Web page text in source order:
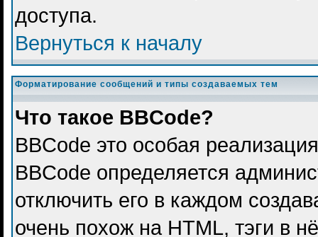
доступа.
Вернуться к началу
Форматирование сообщений и типы создаваемых тем
Что такое BBCode?
BBCode это особая
BBCode определяется
отключить его в каждом
очень похож на HTML, тэги в